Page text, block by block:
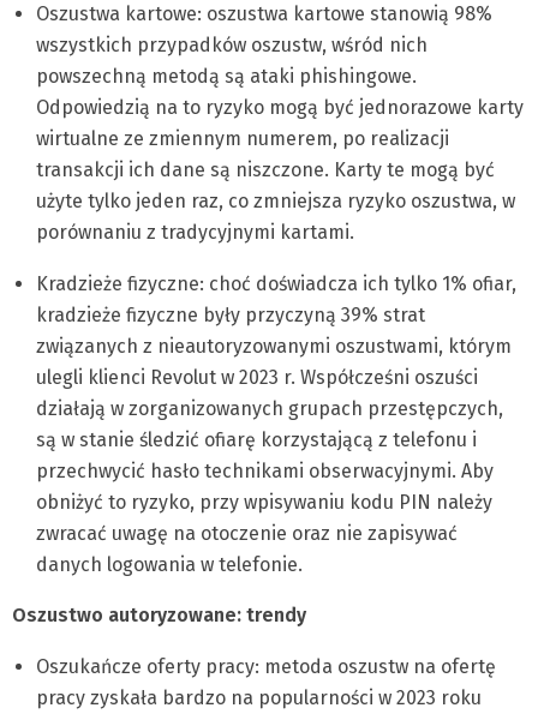
Oszustwa kartowe: oszustwa kartowe stanowią 98%
wszystkich przypadków oszustw, wśród nich
powszechną metodą są ataki phishingowe.
Odpowiedzią na to ryzyko mogą być jednorazowe karty
wirtualne ze zmiennym numerem, po realizacji
transakcji ich dane są niszczone. Karty te mogą być
użyte tylko jeden raz, co zmniejsza ryzyko oszustwa, w
porównaniu z tradycyjnymi kartami.
Kradzieże fizyczne: choć doświadcza ich tylko 1% ofiar,
kradzieże fizyczne były przyczyną 39% strat
związanych z nieautoryzowanymi oszustwami, którym
ulegli klienci Revolut w 2023 r. Współcześni oszuści
działają w zorganizowanych grupach przestępczych,
są w stanie śledzić ofiarę korzystającą z telefonu i
przechwycić hasło technikami obserwacyjnymi. Aby
obniżyć to ryzyko, przy wpisywaniu kodu PIN należy
zwracać uwagę na otoczenie oraz nie zapisywać
danych logowania w telefonie.
Oszustwo autoryzowane: trendy
Oszukańcze oferty pracy: metoda oszustw na ofertę
pracy zyskała bardzo na popularności w 2023 roku